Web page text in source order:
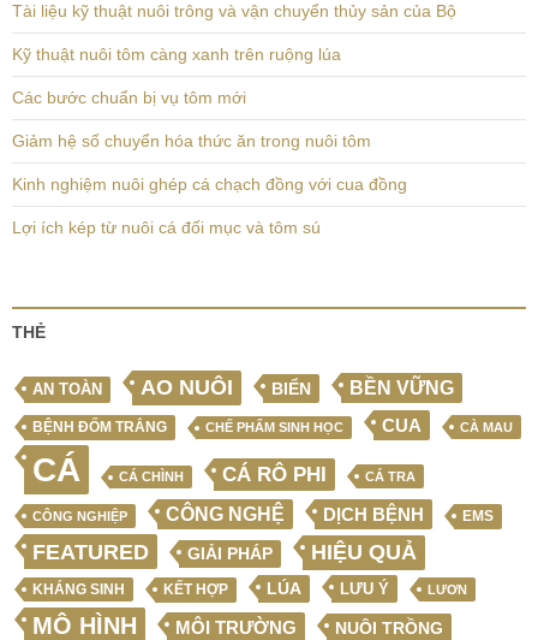
Tài liệu kỹ thuật nuôi trông và vận chuyển thủy sản của Bộ
Kỹ thuật nuôi tôm càng xanh trên ruộng lúa
Các bước chuẩn bị vụ tôm mới
Giảm hệ số chuyển hóa thức ăn trong nuôi tôm
Kinh nghiệm nuôi ghép cá chạch đồng với cua đồng
Lợi ích kép từ nuôi cá đối mục và tôm sú
THẺ
AN TOÀN AO NUÔI BIỂN BỀN VỮNG
BỆNH ĐỐM TRẮNG CHẾ PHẨM SINH HỌC CUA CÀ MAU
CÁ CÁ CHÌNH CÁ RÔ PHI CÁ TRA
CÔNG NGHIỆP CÔNG NGHỆ DỊCH BỆNH EMS
FEATURED GIẢI PHÁP HIỆU QUẢ
KHÁNG SINH KẾT HỢP LÚA LƯU Ý LƯƠN
MÔ HÌNH MÔI TRƯỜNG NUÔI TRỒNG